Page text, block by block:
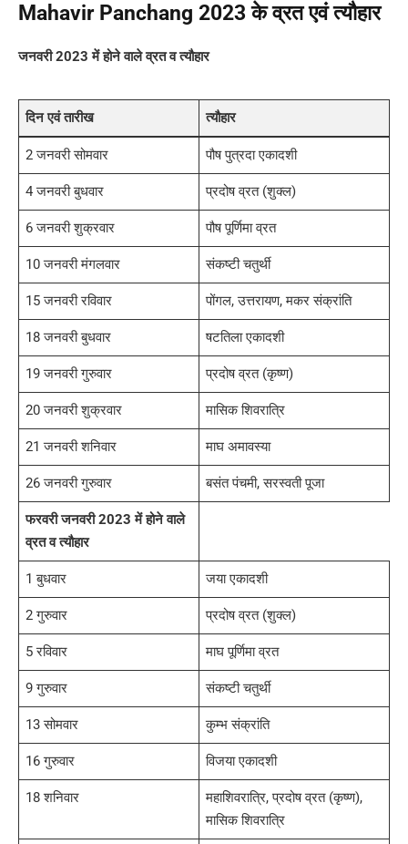
Mahavir Panchang 2023 के व्रत एवं त्यौहार
जनवरी 2023 में होने वाले व्रत व त्यौहार
दिन एवं तारीख त्यौहार
2 जनवरी सोमवार पौष पुत्रदा एकादशी
4 जनवरी बुधवार प्रदोष व्रत (शुक्ल)
6 जनवरी शुक्रवार पौष पूर्णिमा व्रत
10 जनवरी मंगलवार संकष्टी चतुर्थी
15 जनवरी रविवार पोंगल, उत्तरायण, मकर संक्रांति
18 जनवरी बुधवार षटतिला एकादशी
19 जनवरी गुरुवार प्रदोष व्रत (कृष्ण)
20 जनवरी शुक्रवार मासिक शिवरात्रि
21 जनवरी शनिवार माघ अमावस्या
26 जनवरी गुरुवार बसंत पंचमी, सरस्वती पूजा
फरवरी जनवरी 2023 में होने वाले
व्रत व त्यौहार
1 बुधवार जया एकादशी
2 गुरुवार प्रदोष व्रत (शुक्ल)
5 रविवार माघ पूर्णिमा व्रत
9 गुरुवार संकष्टी चतुर्थी
13 सोमवार कुम्भ संक्रांति
16 गुरुवार विजया एकादशी
18 शनिवार
महाशिवरात्रि, प्रदोष व्रत (कृष्ण),
मासिक शिवरात्रि